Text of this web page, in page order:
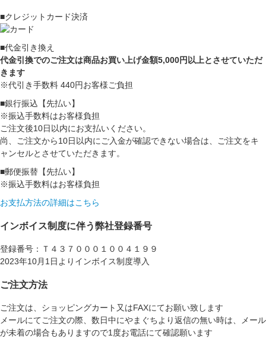
■クレジットカード決済
■代金引き換え
代金引換でのご注文は商品お買い上げ金額5,000円以上とさせていただ
きます
※代引き手数料 440円お客様ご負担
■銀行振込【先払い】
※振込手数料はお客様負担
ご注文後10日以内にお支払いください。
尚、ご注文から10日以内にご入金が確認できない場合は、ご注文をキ
ャンセルとさせていただきます。
■郵便振替【先払い】
※振込手数料はお客様負担
お支払方法の詳細はこちら
インボイス制度に伴う弊社登録番号
登録番号：Ｔ４３７０００１００４１９９
2023年10月1日よりインボイス制度導入
ご注文方法
ご注文は、ショッピングカート又はFAXにてお願い致します
メールにてご注文の際、数日中にやまぐちより返信の無い時は、メール
が未着の場合もありますので1度お電話にて確認願います